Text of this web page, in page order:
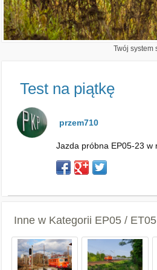
Twój system
Test na piątkę
przem710
Jazda próbna EP05-23 w
Inne w Kategorii EP05 /